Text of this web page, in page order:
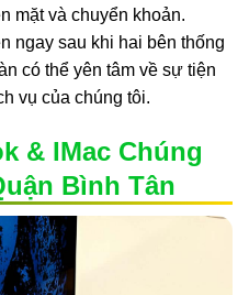
mặt và chuyển khoản.
ngay sau khi hai bên thống
có thể yên tâm về sự tiện
vụ của chúng tôi.
& IMac Chúng
Bình Tân